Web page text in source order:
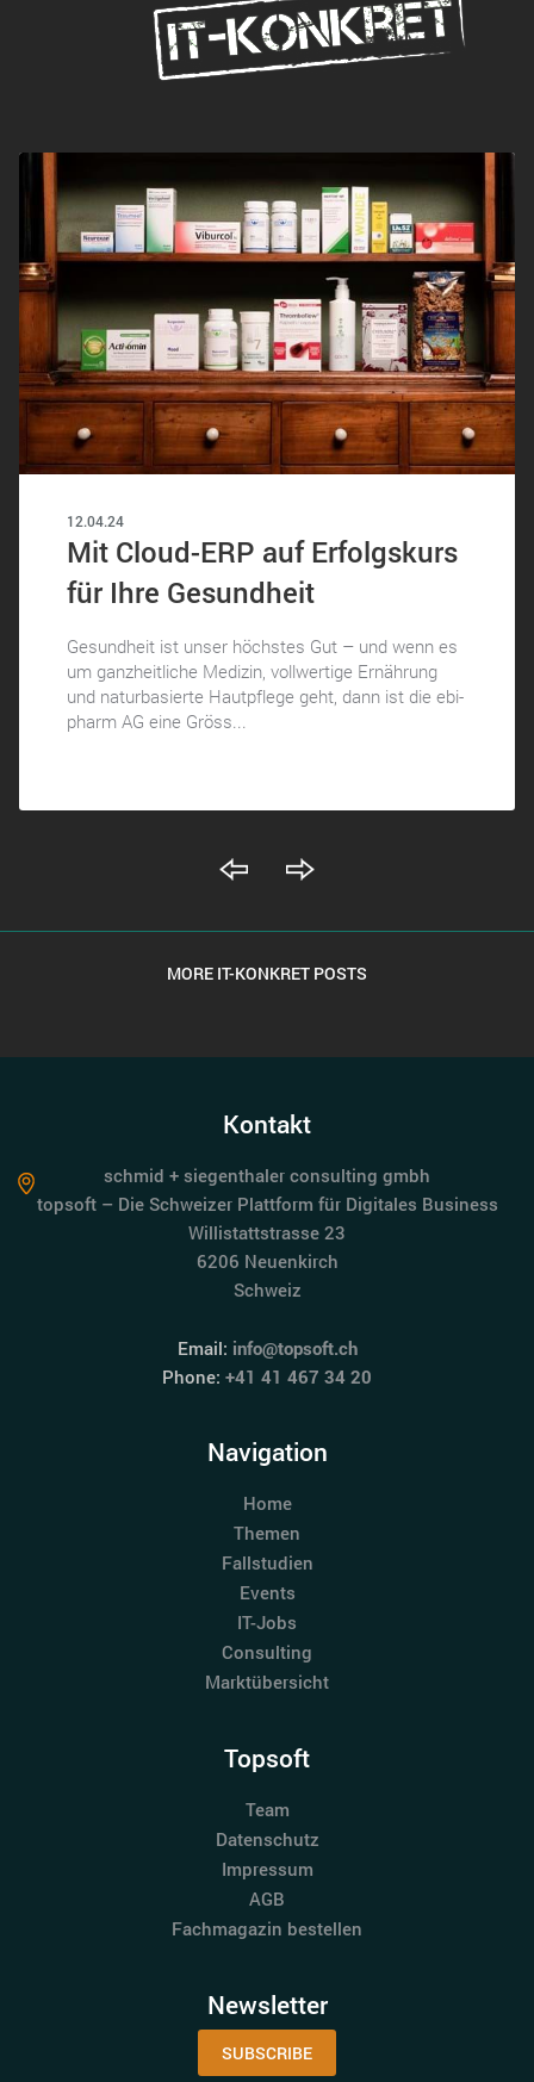
12.04.24
Mit Cloud-ERP auf Erfolgskurs
für Ihre Gesundheit
Gesundheit ist unser höchstes Gut – und wenn es
um ganzheitliche Medizin, vollwertige Ernährung
und naturbasierte Hautpflege geht, dann ist die ebi-
pharm AG eine Gröss...
MORE IT-KONKRET POSTS
Kontakt
schmid + siegenthaler consulting gmbh
topsoft – Die Schweizer Plattform für Digitales Business
Willistattstrasse 23
6206 Neuenkirch
Schweiz
Email: info@topsoft.ch
Phone: +41 41 467 34 20
Navigation
Home
Themen
Fallstudien
Events
IT-Jobs
Consulting
Marktübersicht
Topsoft
Team
Datenschutz
Impressum
AGB
Fachmagazin bestellen
Newsletter
SUBSCRIBE